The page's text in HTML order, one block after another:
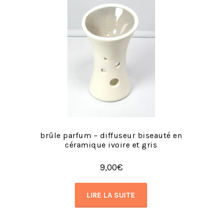
brûle parfum – diffuseur biseauté en
céramique ivoire et gris
9,00€
LIRE LA SUITE